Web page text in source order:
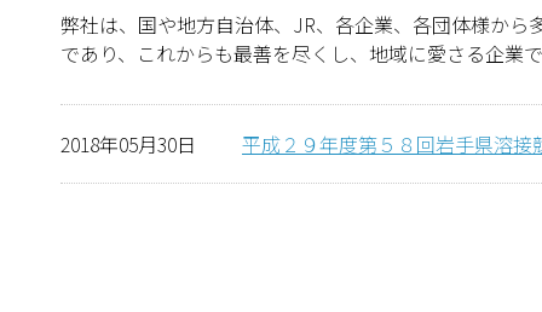
弊社は、国や地方自治体、JR、各企業、各団体様か
であり、これからも最善を尽くし、地域に愛さる企業
2018年05月30日 平成２９年度第５８回岩手県溶